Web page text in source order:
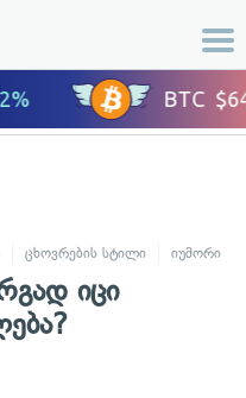
ცხოვრების სტილი იუმორი
იცი